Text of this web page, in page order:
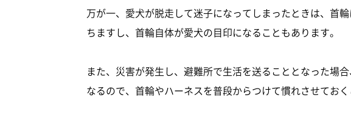
万が一、愛犬が脱走して迷子になってしまったときは、首
ちますし、首輪自体が愛犬の目印になることもあります。
また、災害が発生し、避難所で生活を送ることとなった場
なるので、首輪やハーネスを普段からつけて慣れさせてお